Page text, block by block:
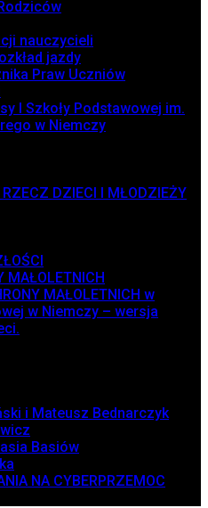
nauczycieli
jazdy
Praw Uczniów
I Szkoły Podstawowej im.
w Niemczy
DZIECI I MŁODZIEŻY
MAŁOLETNICH
MAŁOLETNICH w
w Niemczy – wersja
i Mateusz Bednarczyk
Basiów
NA CYBERPRZEMOC